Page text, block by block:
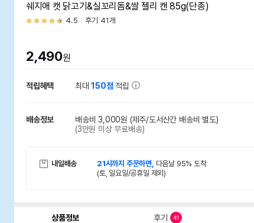
쉐지애 캣 닭고기&실꼬리돔&쌀 젤리 캔 85g(단종)
4.5 후기 41개
2,490원
적립혜택 최대150점 적립
배송정보 배송비 3,000원 (제주/도서산간 배송비 별도)
(3만원 이상 무료배송)
내일배송 21시까지 주문하면, 다음날 95% 도착
(토, 일요일/공휴일 제외)
상품정보 후기 41